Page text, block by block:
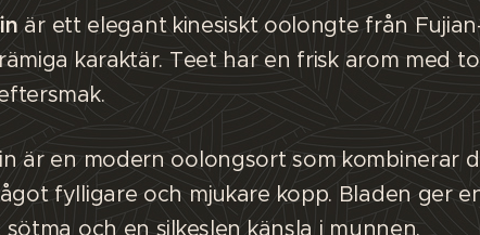
är ett elegant kinesiskt oolongte från
karaktär. Teet har en frisk arom med
är en modern oolongsort som kombinerar
fylligare och mjukare kopp. Bladen ger
och en silkeslen känsla i munnen.